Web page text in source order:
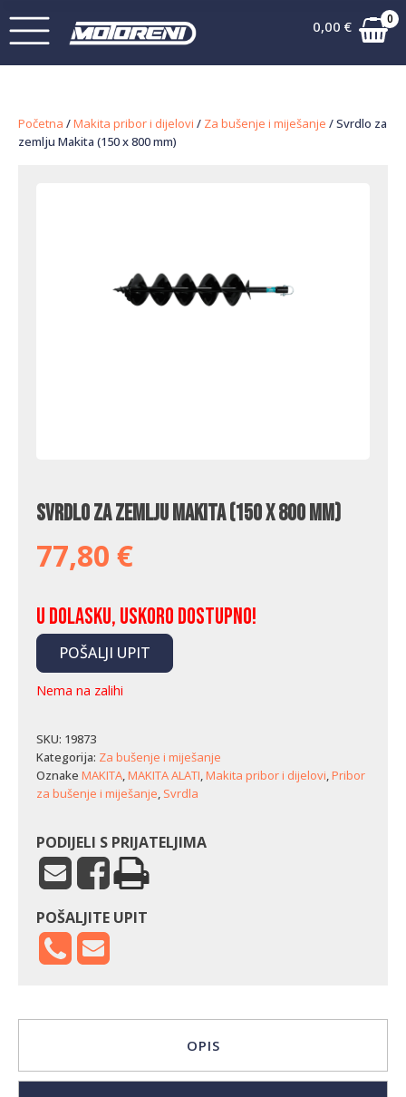
0,00 € 0
Početna /Makita pribor i dijelovi / Za bušenje i miješanje / Svrdlo za
zemlju Makita (150 x 800 mm)
Svrdlo za zemlju Makita (150 x 800 mm)
77,80 €
U dolasku, uskoro dostupno!
POŠALJI UPIT
Nema na zalihi
SKU: 19873
Kategorija: Za bušenje i miješanje
Oznake MAKITA,MAKITA ALATI,Makita pribor i dijelovi,Pribor
za bušenje i miješanje, Svrdla
PODIJELI S PRIJATELJIMA
POŠALJITE UPIT
OPIS